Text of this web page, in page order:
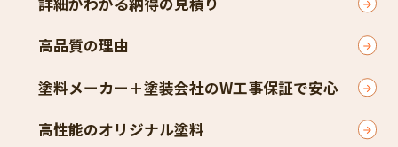
高品質の理由
塗料メーカー＋塗装会社のW工事保証で安心
高性能のオリジナル塗料